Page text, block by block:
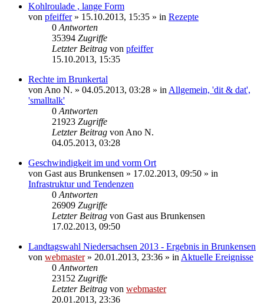
Kohlroulade , lange Form
von pfeiffer» 15.10.2013, 15:35 » in Rezepte
0 Antworten
35394 Zugriffe
Letzter Beitrag von pfeiffer
15.10.2013, 15:35
Rechte im Brunkertal
von Ano N. » 04.05.2013, 03:28 » in Allgemein, 'dit & dat',
'smalltalk'
0 Antworten
21923 Zugriffe
Letzter Beitrag von Ano N.
04.05.2013, 03:28
Geschwindigkeit im und vorm Ort
von Gast aus Brunkensen » 17.02.2013, 09:50 » in
Infrastruktur und Tendenzen
0 Antworten
26909 Zugriffe
Letzter Beitrag von Gast aus Brunkensen
17.02.2013, 09:50
Landtagswahl Niedersachsen 2013 - Ergebnis in Brunkensen
von webmaster» 20.01.2013, 23:36 » in Aktuelle Ereignisse
0 Antworten
23152 Zugriffe
Letzter Beitrag von webmaster
20.01.2013, 23:36